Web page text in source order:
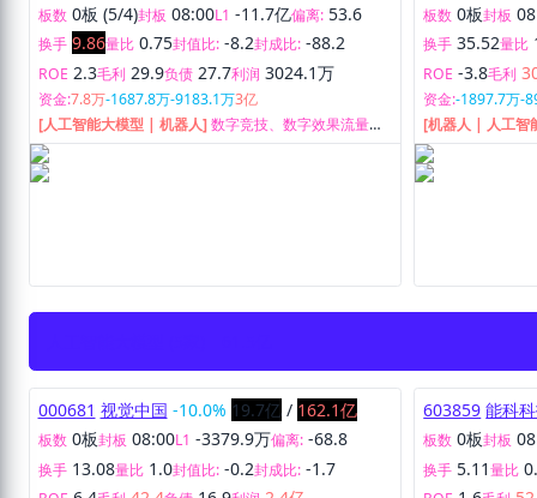
板数 0板 (5/4)封板 08:00L1 -11.7亿偏离: 53.6
换手 9.86量比 0.75封值比: -8.2封成比: -88.2
ROE 2.3毛利 29.9负债 27.7利润 3024.1万
资金:7.8万-1687.8万-9183.1万3亿
[人工智能大模型 | 机器人]数字竞技、数字效果流量与
品牌内容流量。
板数 0板封板
换手 35.52量比
ROE -3.8毛利
资金:-1897.7万-
[机器人 | 人工智
解决方案”的综合
000681 视觉中国 -10.0% 19.7亿 / 162.1亿
板数 0板封板 08:00L1 -3379.9万偏离: -68.8
换手 13.08量比 1.0封值比: -0.2封成比: -1.7
603859 能科
板数 0板封板
换手 5.11量比